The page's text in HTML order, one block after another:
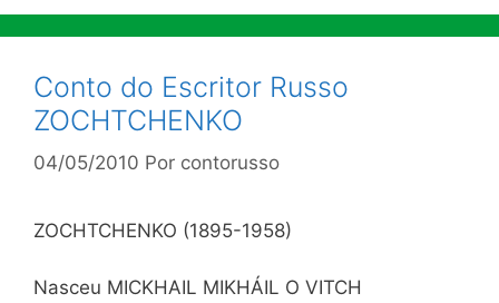
Conto do Escritor Russo
ZOCHTCHENKO
04/05/2010 Por contorusso
ZOCHTCHENKO (1895-1958)
Nasceu MICKHAIL MIKHÁIL O VITCH